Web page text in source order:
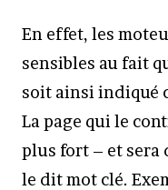
En effet, les
sensibles au fait
soit ainsi indiqué
La page qui le
plus fort – et sera
le dit mot clé.